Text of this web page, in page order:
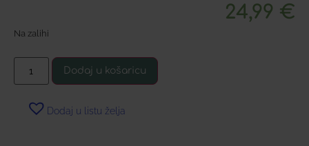
24,99 €
Na zalihi
Dodaj u košaricu
Dodaj u listu želja